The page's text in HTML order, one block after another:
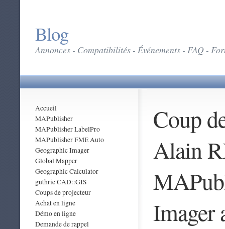
Blog
Annonces - Compatibilités - Événements - FAQ -
Accueil
MAPublisher
MAPublisher LabelPro
MAPublisher FME Auto
Geographic Imager
Global Mapper
Geographic Calculator
guthrie CAD::GIS
Coups de projecteur
Achat en ligne
Démo en ligne
Demande de rappel
Coup
Alain
Imager